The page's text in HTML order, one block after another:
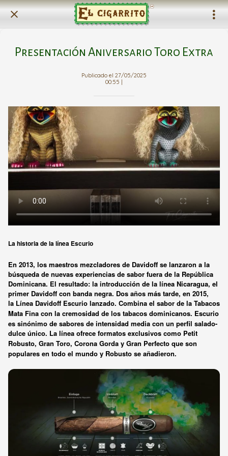
Presentación Aniversario Toro Extra
Publicado el 27/05/2025
00:55 |
La historia de la línea Escurio
En 2013, los maestros mezcladores de Davidoff se lanzaron a la
búsqueda de nuevas experiencias de sabor fuera de la República
Dominicana. El resultado: la introducción de la línea Nicaragua, el
primer Davidoff con banda negra. Dos años más tarde, en 2015,
la Línea Davidoff Escurio lanzado. Combina el sabor de la Tabacos
Mata Fina con la cremosidad de los tabacos dominicanos. Escurio
es sinónimo de sabores de intensidad media con un perfil salado-
dulce único. La línea ofrece formatos exclusivos como Petit
Robusto, Gran Toro, Corona Gorda y Gran Perfecto que son
populares en todo el mundo y Robusto se añadieron.